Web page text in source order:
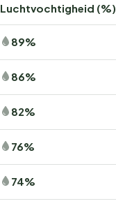
Luchtvochtigheid (%)
89%
86%
82%
76%
74%